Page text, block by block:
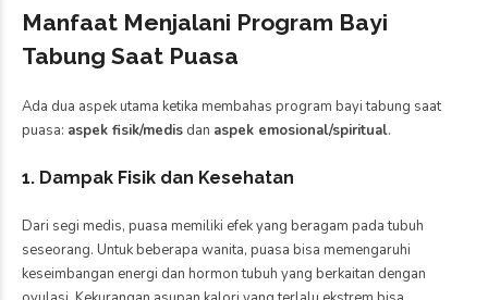
Manfaat Menjalani Program Bayi
Tabung Saat Puasa
Ada dua aspek utama ketika membahas program bayi tabung saat
puasa: aspek fisik/medis dan aspek emosional/spiritual.
1. Dampak Fisik dan Kesehatan
Dari segi medis, puasa memiliki efek yang beragam pada tubuh
seseorang. Untuk beberapa wanita, puasa bisa memengaruhi
keseimbangan energi dan hormon tubuh yang berkaitan dengan